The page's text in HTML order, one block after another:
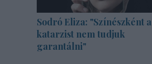
Sodró Eliza: "Színészként a
katarzist nem tudjuk
garantálni"